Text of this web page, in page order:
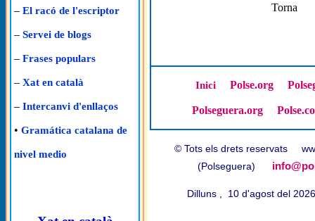
– El racó de l'escriptor
– Servei de blogs
– Frases populars
– Xat en català
– Intercanvi d'enllaços
• Gramática catalana de
nivel medio
Torna
Inici Polse.org
Polseguera.org
© Tots els drets reservats
(Polseguera)
Dilluns , 10 d'agost del